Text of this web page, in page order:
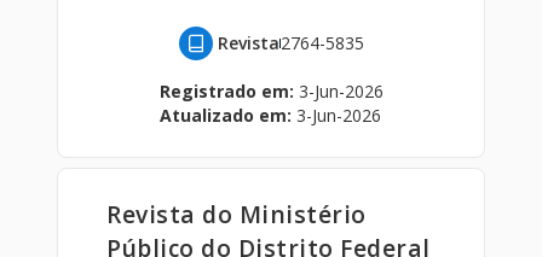
Revista2764-5835
Registrado em: 3-Jun-2026
Atualizado em: 3-Jun-2026
Revista do Ministério
Público do Distrito Federal